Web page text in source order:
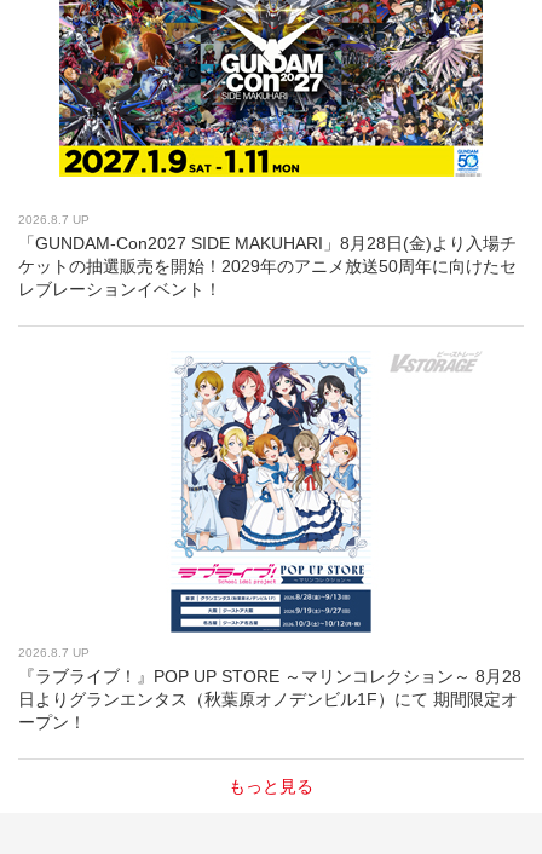
2026.8.7 UP
「GUNDAM-Con2027 SIDE MAKUHARI」8月28日(金)より入場チ
ケットの抽選販売を開始！2029年のアニメ放送50周年に向けたセ
レブレーションイベント！
2026.8.7 UP
『ラブライブ！』POP UP STORE ～マリンコレクション～ 8月28
日よりグランエンタス（秋葉原オノデンビル1F）にて 期間限定オ
ープン！
もっと見る